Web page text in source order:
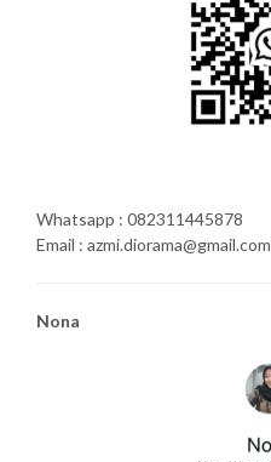
Whatsapp : 082311445878
Email : azmi.diorama@gmail.com
Nona